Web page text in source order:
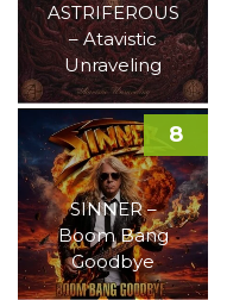
ASTRIFEROUS
– Atavistic
Unraveling
SINNER –
Boom Bang
Goodbye
8